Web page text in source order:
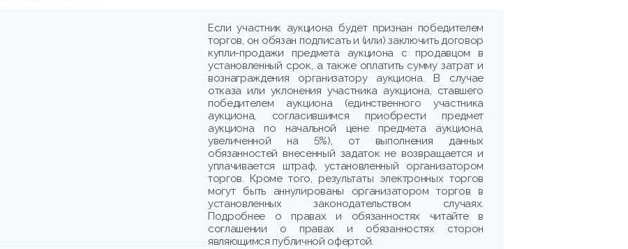
Если участник аукциона будет признан победителем
торгов, он обязан подписать и (или) заключить договор
купли-продажи предмета аукциона с продавцом в
установленный срок, а также оплатить сумму затрат и
вознаграждения организатору аукциона. В случае
отказа или уклонения участника аукциона, ставшего
победителем аукциона (единственного участника
аукциона, согласившимся приобрести предмет
аукциона по начальной цене предмета аукциона,
увеличенной на 5%), от выполнения данных
обязанностей внесенный задаток не возвращается и
уплачивается штраф, установленный организатором
торгов. Кроме того, результаты электронных торгов
могут быть аннулированы организатором торгов в
установленных законодательством случаях.
Подробнее о правах и обязанностях читайте в
соглашении о правах и обязанностях сторон
являющимся публичной офертой.